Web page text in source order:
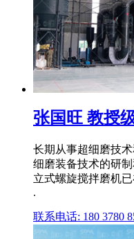
张国旺 教授
长期从事超细磨技
细磨装备技术的研
立式螺旋搅拌磨机
.
联系电话: 180 3780